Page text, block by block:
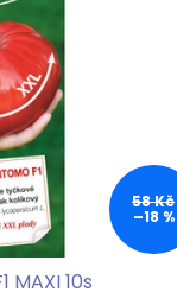
58 Kč
–18 %
MAXI 10s